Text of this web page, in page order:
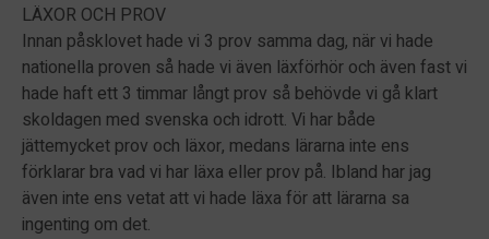
LÄXOR OCH PROV
Innan påsklovet hade vi 3 prov samma dag, när vi hade
nationella proven så hade vi även läxförhör och även fast vi
hade haft ett 3 timmar långt prov så behövde vi gå klart
skoldagen med svenska och idrott. Vi har både
jättemycket prov och läxor, medans lärarna inte ens
förklarar bra vad vi har läxa eller prov på. Ibland har jag
även inte ens vetat att vi hade läxa för att lärarna sa
ingenting om det.